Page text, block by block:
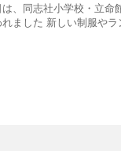
、同志社小学校・立命
ました 新しい制服やラ